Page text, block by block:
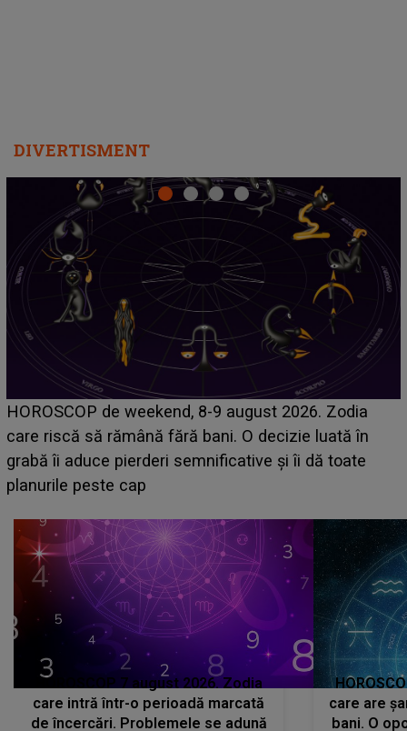
DIVERTISMENT
Emanuel a ținut ACEST DETALIU ASCUNS până
acum! În fața Alexandrei, concurentul din Casa Iubirii
face o MĂRTURISIRE NEAȘTEPTATĂ despre mama
sa: "I-am spus și ei în față, eu nu te iubesc pentru
HOROSCOP 7 august 2026. Zodia
care intră într-o perioadă marcată
de încercări. Problemele se adună
care are
bani. O